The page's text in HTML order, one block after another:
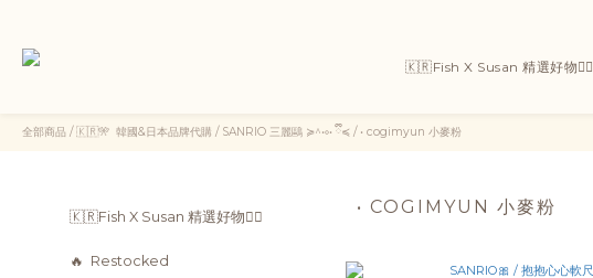
🇰🇷Fish X Susan 精選好物👯‍♀
全部商品 / 🇰🇷🎌 ㅤ ㅤ韓國&日本品牌代購 / SANRIO 三麗鷗 ≽^•༚• ྀི≼ / • cogimyun 小麥粉
🇰🇷Fish X Susan 精選好物👯‍♀
🔥 ㅤ ㅤRestocked
• COGIMYUN 小麥粉